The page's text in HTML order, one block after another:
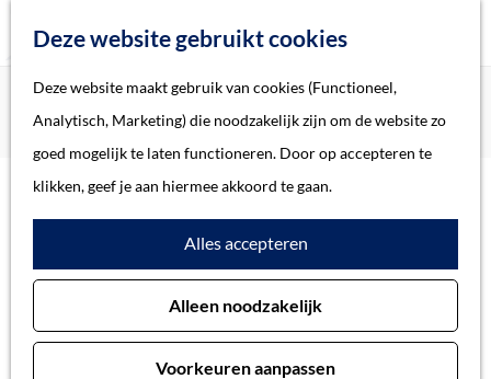
Deze website gebruikt cookies
Deze website maakt gebruik van cookies (Functioneel,
Analytisch, Marketing) die noodzakelijk zijn om de website zo
goed mogelijk te laten functioneren. Door op accepteren te
klikken, geef je aan hiermee akkoord te gaan.
Alles accepteren
Alleen noodzakelijk
Voorkeuren aanpassen
k
e
Home
Verhalen
Thema
Soort object
Collecties
Beeld en geluid
Home
Actueel
Start richting 2029 met Festival 400 en lichtshow
Start richting 2029 met
Festival 400 en lichtshow
3 september 2025